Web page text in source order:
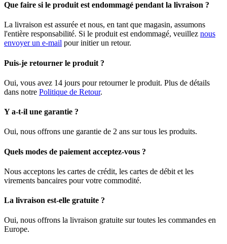
Que faire si le produit est endommagé pendant la livraison ?
La livraison est assurée et nous, en tant que magasin, assumons
l'entière responsabilité. Si le produit est endommagé, veuillez nous
envoyer un e-mail pour initier un retour.
Puis-je retourner le produit ?
Oui, vous avez 14 jours pour retourner le produit. Plus de détails
dans notre Politique de Retour.
Y a-t-il une garantie ?
Oui, nous offrons une garantie de 2 ans sur tous les produits.
Quels modes de paiement acceptez-vous ?
Nous acceptons les cartes de crédit, les cartes de débit et les
virements bancaires pour votre commodité.
La livraison est-elle gratuite ?
Oui, nous offrons la livraison gratuite sur toutes les commandes en
Europe.